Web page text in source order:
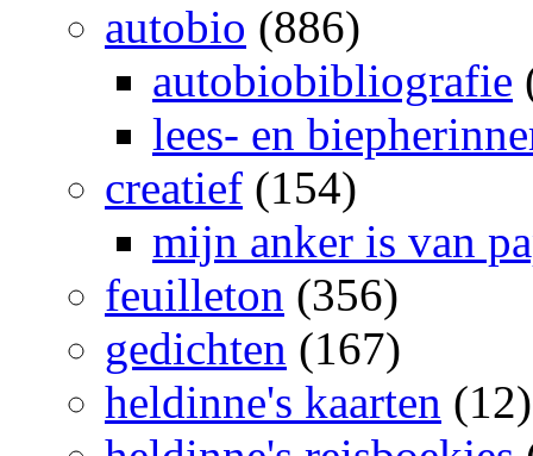
autobio (886)
autobiobibliografie
lees- en
creatief (154)
mijn anker is van
feuilleton (356)
gedichten (167)
heldinne's kaarten (12)